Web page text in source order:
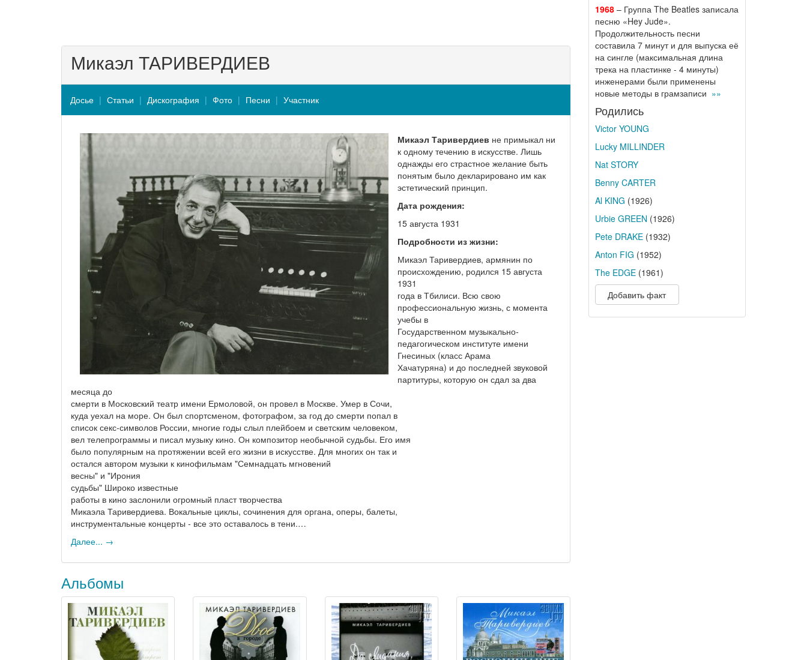
Микаэл ТАРИВЕРДИЕВ
Досье Статьи Дискография Фото Песни Участник
Микаэл Таривердиев не примыкал ни
к одному течению в искусстве. Лишь
однажды его страстное желание быть
понятым было декларировано им как
эстетический принцип.
Дата рождения:
15 августа 1931
Подробности из жизни:
Микаэл Таривердиев, армянин по
происхождению, родился 15 августа
1931
года в Тбилиси. Всю свою
профессиональную жизнь, с момента
учебы в
Государственном музыкально-
педагогическом институте имени
Гнесиных (класс Арама
Хачатуряна) и до последней звуковой
партитуры, которую он сдал за два
месяца до
смерти в Московский театр имени Ермоловой, он провел в Москве. Умер в Сочи,
куда уехал на море. Он был спортсменом, фотографом, за год до смерти попал в
список секс-символов России, многие годы слыл плейбоем и светским человеком,
вел телепрограммы и писал музыку кино. Он композитор необычной судьбы. Его имя
было популярным на протяжении всей его жизни в искусстве. Для многих он так и
остался автором музыки к кинофильмам "Семнадцать мгновений
весны" и "Ирония
судьбы" Широко известные
работы в кино заслонили огромный пласт творчества
Микаэла Таривердиева. Вокальные циклы, сочинения для органа, оперы, балеты,
инструментальные концерты - все это оставалось в тени.…
Далее... →
Альбомы
1968– Группа The Beatles записала
песню «Hey Jude».
Продолжительность песни
составила 7 минут и для выпуска её
на сингле (максимальная длина
трека на пластинке - 4 минуты)
инженерами были применены
новые методы в грамзаписи »»
Родились
Victor YOUNG
Lucky MILLINDER
Nat STORY
Benny CARTER
Al KING (1926)
Urbie GREEN (1926)
Pete DRAKE(1932)
Anton FIG (1952)
The EDGE(1961)
Добавить факт